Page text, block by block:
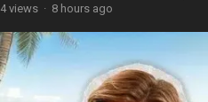
4 views · 8 hours ago